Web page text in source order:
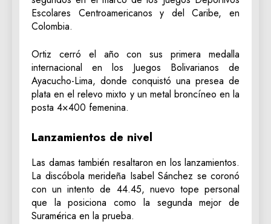
Escolares Centroamericanos y del Caribe, en
Colombia.
Ortiz cerró el año con sus primera medalla
internacional en los Juegos Bolivarianos de
Ayacucho-Lima, donde conquistó una presea de
plata en el relevo mixto y un metal broncíneo en la
posta 4×400 femenina.
Lanzamientos de nivel
Las damas también resaltaron en los lanzamientos.
La discóbola merideña Isabel Sánchez se coronó
con un intento de 44.45, nuevo tope personal
que la posiciona como la segunda mejor de
Suramérica en la prueba.